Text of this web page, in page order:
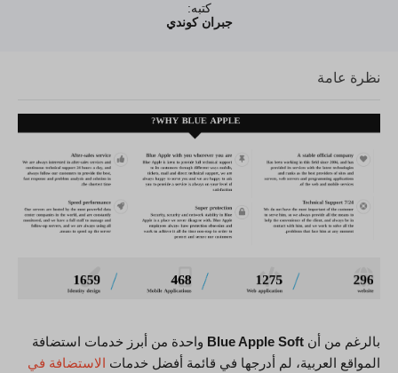
كتبه:
جبران كوندي
نظرة عامة
بالرغم من أن Blue Apple Soft واحدة من أبرز خدمات استضافة
المواقع العربية، لم أدرجها في قائمة أفضل خدمات الاستضافة في